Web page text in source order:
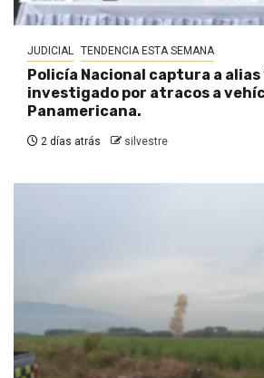
JUDICIAL TENDENCIA ESTA SEMANA
Policía Nacional captura a alias
investigado por atracos a
Panamericana.
2 días atrás silvestre